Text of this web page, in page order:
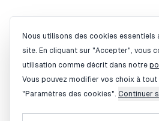
Gestion des cookies
Nous utilisons des cookies essentiels
site. En cliquant sur "Accepter", vous
utilisation comme décrit dans notre
Vous pouvez modifier vos choix à
"Paramètres des cookies". Continuer